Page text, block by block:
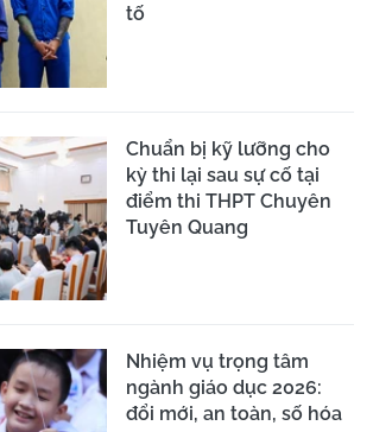
tố
Chuẩn bị kỹ lưỡng cho
kỳ thi lại sau sự cố tại
điểm thi THPT Chuyên
Tuyên Quang
Nhiệm vụ trọng tâm
ngành giáo dục 2026:
đổi mới, an toàn, số hóa